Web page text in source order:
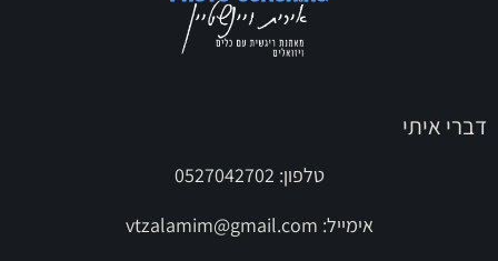
דברי איתי
טלפון: 0527042702
אימייל: vtzalamim@gmail.com